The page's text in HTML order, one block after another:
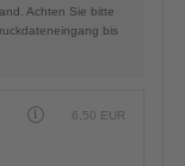
Achten Sie bitte
bis
6,50 EUR